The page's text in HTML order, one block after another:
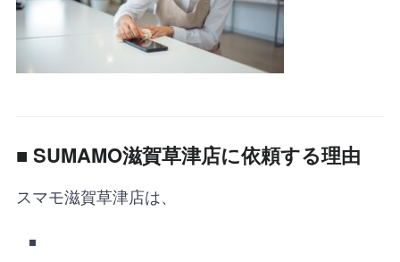
■ SUMAMO滋賀草津店に依頼する理由
スマモ滋賀草津店は、